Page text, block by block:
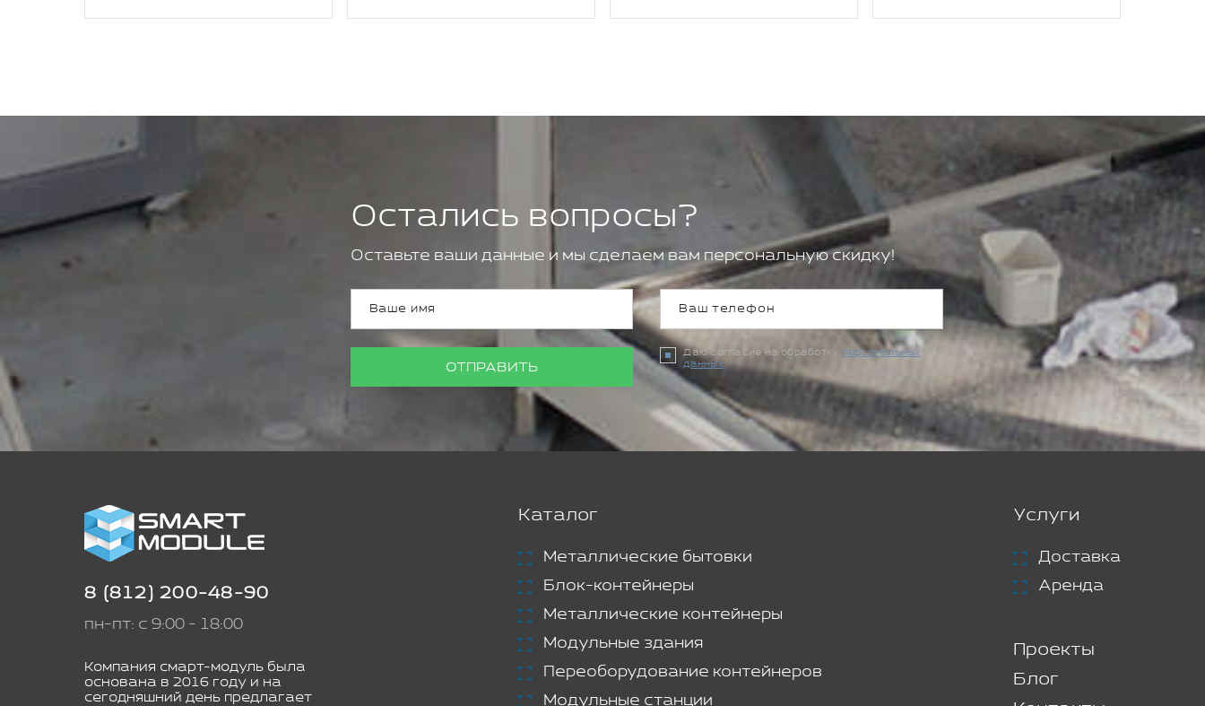
Остались вопросы?
Оставьте ваши данные и мы сделаем вам персональную скидку!
ОТПРАВИТЬ
Даю согласие на обработку персональных
данных
8 (812) 200-48-90
пн-пт: с 9:00 - 18:00
Компания смарт-модуль была
основана в 2016 году и на
сегодняшний день предлагает
Каталог
Металлические бытовки
Блок-контейнеры
Металлические контейнеры
Модульные здания
Переоборудование контейнеров
Модульные станции
Услуги
Доставка
Аренда
Проекты
Блог